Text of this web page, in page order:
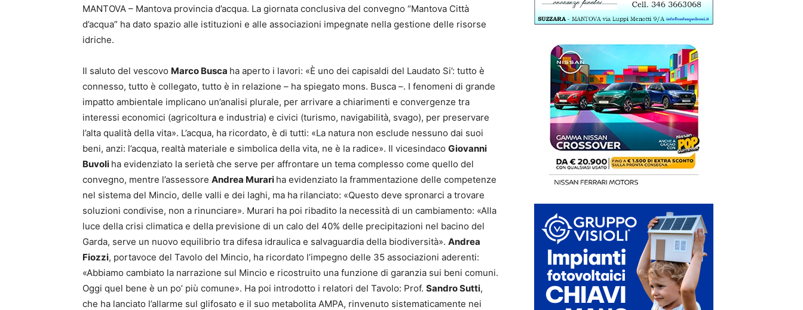
MANTOVA – Mantova provincia d’acqua. La giornata conclusiva del convegno “Mantova Città
d’acqua” ha dato spazio alle istituzioni e alle associazioni impegnate nella gestione delle risorse
idriche.
Il saluto del vescovo Marco Busca ha aperto i lavori: «È uno dei capisaldi del Laudato Si’: tutto è
connesso, tutto è collegato, tutto è in relazione – ha spiegato mons. Busca –. I fenomeni di grande
impatto ambientale implicano un’analisi plurale, per arrivare a chiarimenti e convergenze tra
interessi economici (agricoltura e industria) e civici (turismo, navigabilità, svago), per preservare
l’alta qualità della vita». L’acqua, ha ricordato, è di tutti: «La natura non esclude nessuno dai suoi
beni, anzi: l’acqua, realtà materiale e simbolica della vita, ne è la radice». Il vicesindaco Giovanni
Buvoli ha evidenziato la serietà che serve per affrontare un tema complesso come quello del
convegno, mentre l’assessore Andrea Murari ha evidenziato la frammentazione delle competenze
nel sistema del Mincio, delle valli e dei laghi, ma ha rilanciato: «Questo deve spronarci a trovare
soluzioni condivise, non a rinunciare». Murari ha poi ribadito la necessità di un cambiamento: «Alla
luce della crisi climatica e della previsione di un calo del 40% delle precipitazioni nel bacino del
Garda, serve un nuovo equilibrio tra difesa idraulica e salvaguardia della biodiversità». Andrea
Fiozzi, portavoce del Tavolo del Mincio, ha ricordato l’impegno delle 35 associazioni aderenti:
«Abbiamo cambiato la narrazione sul Mincio e ricostruito una funzione di garanzia sui beni comuni.
Oggi quel bene è un po’ più comune». Ha poi introdotto i relatori del Tavolo: Prof. Sandro Sutti,
che ha lanciato l’allarme sul glifosato e il suo metabolita AMPA, rinvenuto sistematicamente nei